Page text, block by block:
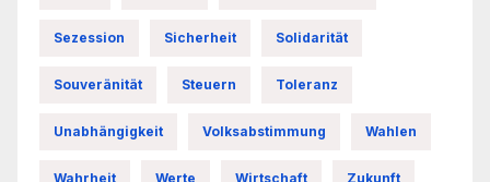
Sezession Sicherheit Solidarität
Souveränität Steuern Toleranz
Unabhängigkeit Volksabstimmung Wahlen
Wahrheit Werte Wirtschaft Zukunft